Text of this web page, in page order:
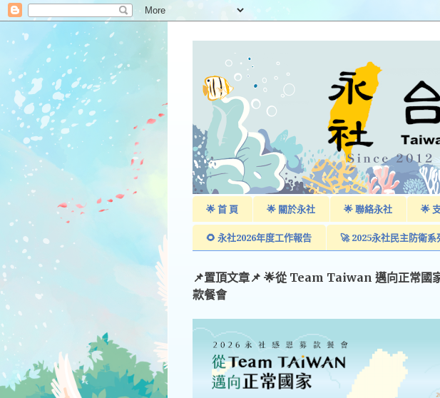
🌟 首 頁 🌟 關於永社 🌟 聯絡永社 🌟
🌻 永社2026年度工作報告 🚀 2025永社民主防衛系
📌置頂文章📌 🌟從 Team Taiwan 邁向正常國
款餐會